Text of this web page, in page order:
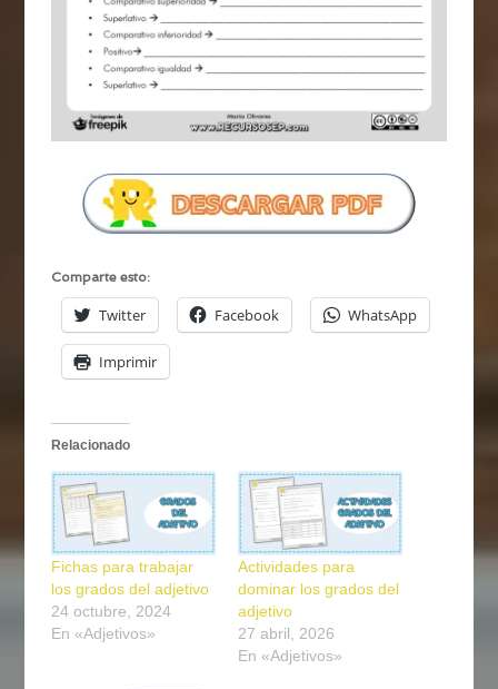
Comparte esto:
Twitter Facebook WhatsApp
Imprimir
Relacionado
Fichas para trabajar
los grados del adjetivo
24 octubre, 2024
En «Adjetivos»
Actividades para
dominar los grados del
adjetivo
27 abril, 2026
En «Adjetivos»